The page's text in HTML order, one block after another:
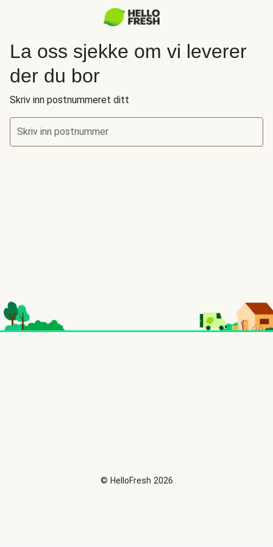
La oss sjekke om vi leverer
der du bor
Skriv inn postnummeret ditt
Skriv inn postnummer
© HelloFresh 2026